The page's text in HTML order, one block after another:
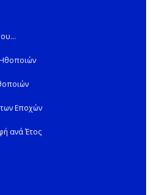
Ηθοποιών
Εποχών
ανά Έτος